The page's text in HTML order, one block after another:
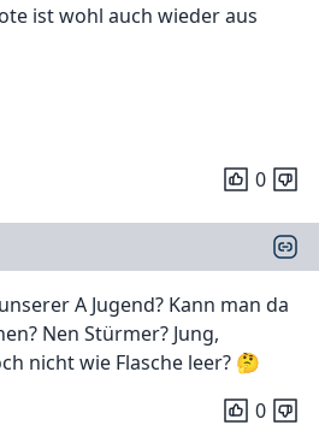
ist wohl auch wieder aus
0
A Jugend? Kann man da
Nen Stürmer? Jung,
nicht wie Flasche leer? 🤔
0